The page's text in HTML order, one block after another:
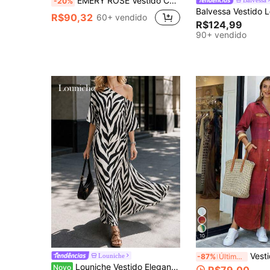
R$90,32 60+ vendido
R$124,99
90+ vendido
Louniche
Novo Louniche Vestido Elegante Solto Feminino, Design Texturizado com Ombros à Mostra, Estampa de Zebra Animal, Ajuste Solto, Adequado para Férias e Passeios Casuais
10
-87% Último dia Vestido casual De Camisa